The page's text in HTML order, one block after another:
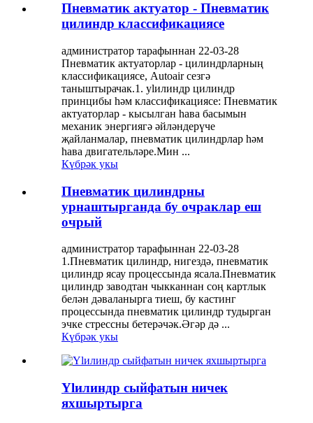
Пневматик актуатор - Пневматик
цилиндр классификациясе
администратор тарафыннан 22-03-28
Пневматик актуаторлар - цилиндрларның
классификациясе, Autoair сезгә
таныштырачак.1. ylилиндр цилиндр
принцибы һәм классификациясе: Пневматик
актуаторлар - кысылган һава басымын
механик энергиягә әйләндерүче
җайланмалар, пневматик цилиндрлар һәм
һава двигательләре.Мин ...
Күбрәк укы
Пневматик цилиндрны
урнаштырганда бу очраклар еш
очрый
администратор тарафыннан 22-03-28
1.Пневматик цилиндр, нигездә, пневматик
цилиндр ясау процессында ясала.Пневматик
цилиндр заводтан чыкканнан соң картлык
белән дәваланырга тиеш, бу кастинг
процессында пневматик цилиндр тудырган
эчке стрессны бетерәчәк.Әгәр дә ...
Күбрәк укы
Ylилиндр сыйфатын ничек
яхшыртырга